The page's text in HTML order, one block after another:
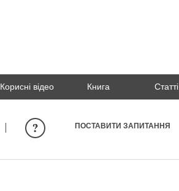
Корисні відео Книга Статті
ПОСТАВИТИ ЗАПИТАННЯ